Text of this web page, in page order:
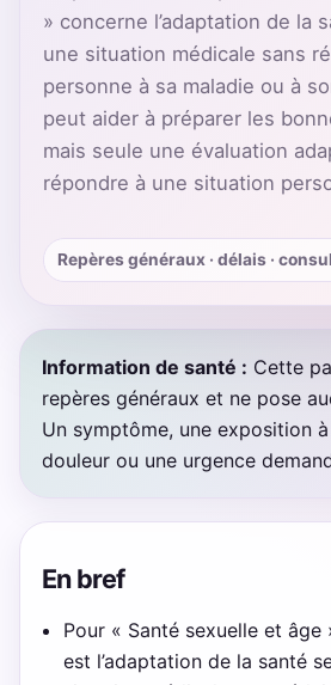
» concerne l’adaptation de la
une situation médicale sans
personne à sa maladie ou à
peut aider à préparer les
mais seule une évaluation
répondre à une situation
Repères généraux · délais ·
Information de santé : Cette
repères généraux et ne pose
Un symptôme, une exposition
douleur ou une urgence
En bref
Pour « Santé sexuelle et
est l’adaptation de la santé